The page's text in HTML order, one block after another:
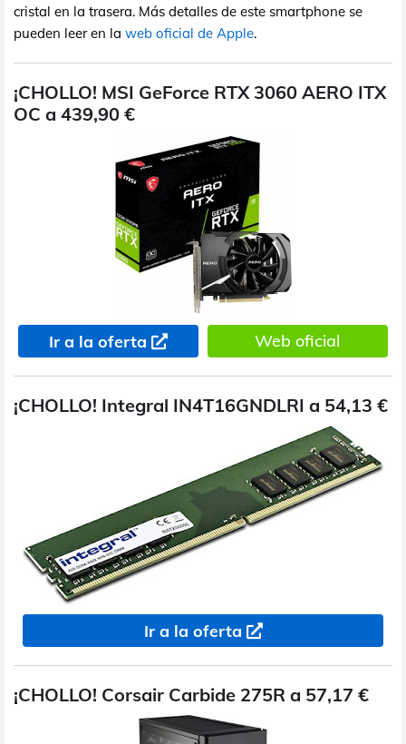
cristal en la trasera. Más detalles de este smartphone se
pueden leer en la web oficial de Apple.
¡CHOLLO! MSI GeForce RTX 3060 AERO ITX
OC a 439,90 €
Ir a la oferta Web oficial
¡CHOLLO! Integral IN4T16GNDLRI a 54,13 €
Ir a la oferta
¡CHOLLO! Corsair Carbide 275R a 57,17 €